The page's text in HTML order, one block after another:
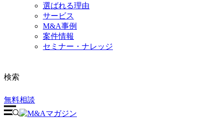
選ばれる理由
サービス
M&A事例
案件情報
セミナー・ナレッジ
検索
無料相談